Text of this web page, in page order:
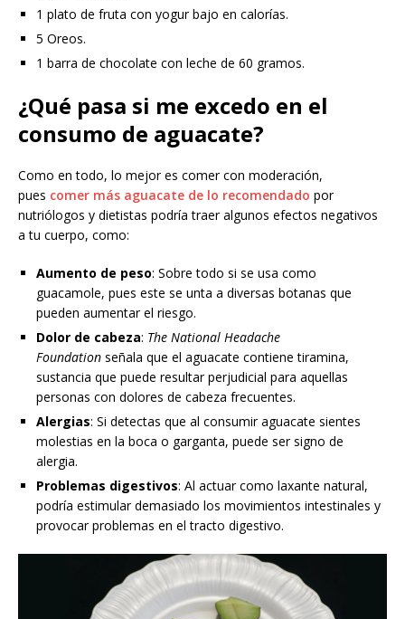
1 plato de fruta con yogur bajo en calorías.
5 Oreos.
1 barra de chocolate con leche de 60 gramos.
¿Qué pasa si me excedo en el
consumo de aguacate?
Como en todo, lo mejor es comer con moderación,
pues comer más aguacate de lo recomendado por
nutriólogos y dietistas podría traer algunos efectos negativos
a tu cuerpo, como:
Aumento de peso: Sobre todo si se usa como
guacamole, pues este se unta a diversas botanas que
pueden aumentar el riesgo.
Dolor de cabeza: The National Headache
Foundation señala que el aguacate contiene tiramina,
sustancia que puede resultar perjudicial para aquellas
personas con dolores de cabeza frecuentes.
Alergias: Si detectas que al consumir aguacate sientes
molestias en la boca o garganta, puede ser signo de
alergia.
Problemas digestivos: Al actuar como laxante natural,
podría estimular demasiado los movimientos intestinales y
provocar problemas en el tracto digestivo.